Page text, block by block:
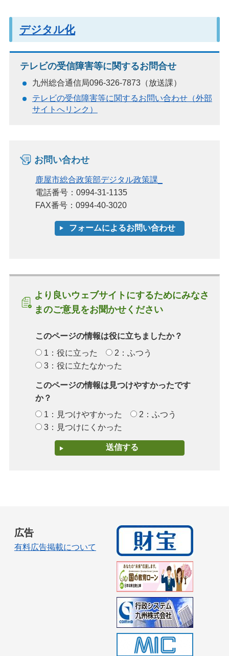
デジタル化
テレビの受信障害等に関するお問合せ
九州総合通信局096-326-7873（放送課）
テレビの受信障害等に関するお問い合わせ（外部
サイトへリンク）
お問い合わせ
鹿屋市総合政策部デジタル政策課_
電話番号：0994-31-1135
FAX番号：0994-40-3020
より良いウェブサイトにするためにみなさ
まのご意見をお聞かせください
このページの情報は役に立ちましたか？
1：役に立った
2：ふつう
3：役に立たなかった
このページの情報は見つけやすかったです
か？
1：見つけやすかった
2：ふつう
3：見つけにくかった
広告
有料広告掲載について